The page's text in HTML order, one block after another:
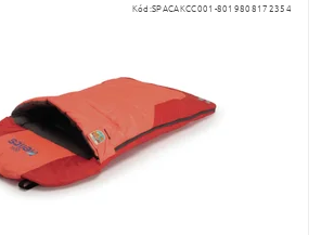
Kód:SPACAKCC001-8019808172354